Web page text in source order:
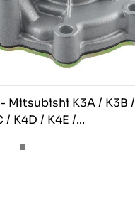
Mitsubishi K3A / K3B /
/ K4D / K4E /...